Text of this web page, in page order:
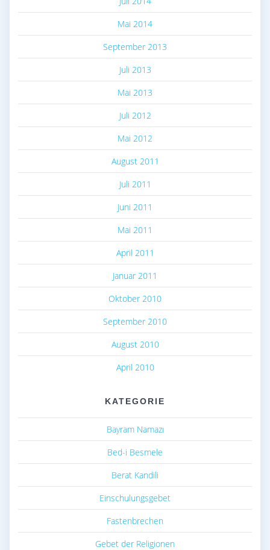
Mai 2014
September 2013
Juli 2013
Mai 2013
Juli 2012
Mai 2012
August 2011
Juli 2011
Juni 2011
Mai 2011
April 2011
Januar 2011
Oktober 2010
September 2010
August 2010
April 2010
KATEGORIE
Bayram Namazı
Bed-i Besmele
Berat Kandili
Einschulungsgebet
Fastenbrechen
Gebet der Religionen